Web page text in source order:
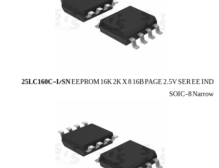
25LC160C-I/SNEEPROM 16K 2K X 8 16B PAGE 2.5V SER EE IND
SOIC-8 Narrow